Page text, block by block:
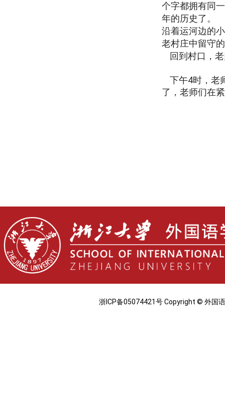
个字都拥有同
年的历史了。
沿着运河边的
老村庄中留守
回到村口，
下午4时，老
了，老师们在
浙ICP备05074421号 Copyright © 外国